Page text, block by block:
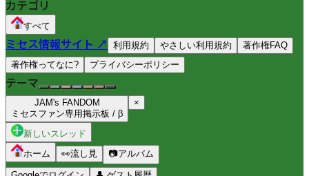
カテゴリ
すべて
ミセス情報サイト ↗ 利用規約 やさしい利用規約
著作権FAQ
著作権ってなに?
プライバシーポリシー
テーマ
JAM's FANDOM
ミセスファン専用掲示板 / β
×
新しいスレッド
ホーム
👀流し見 📷アルバム